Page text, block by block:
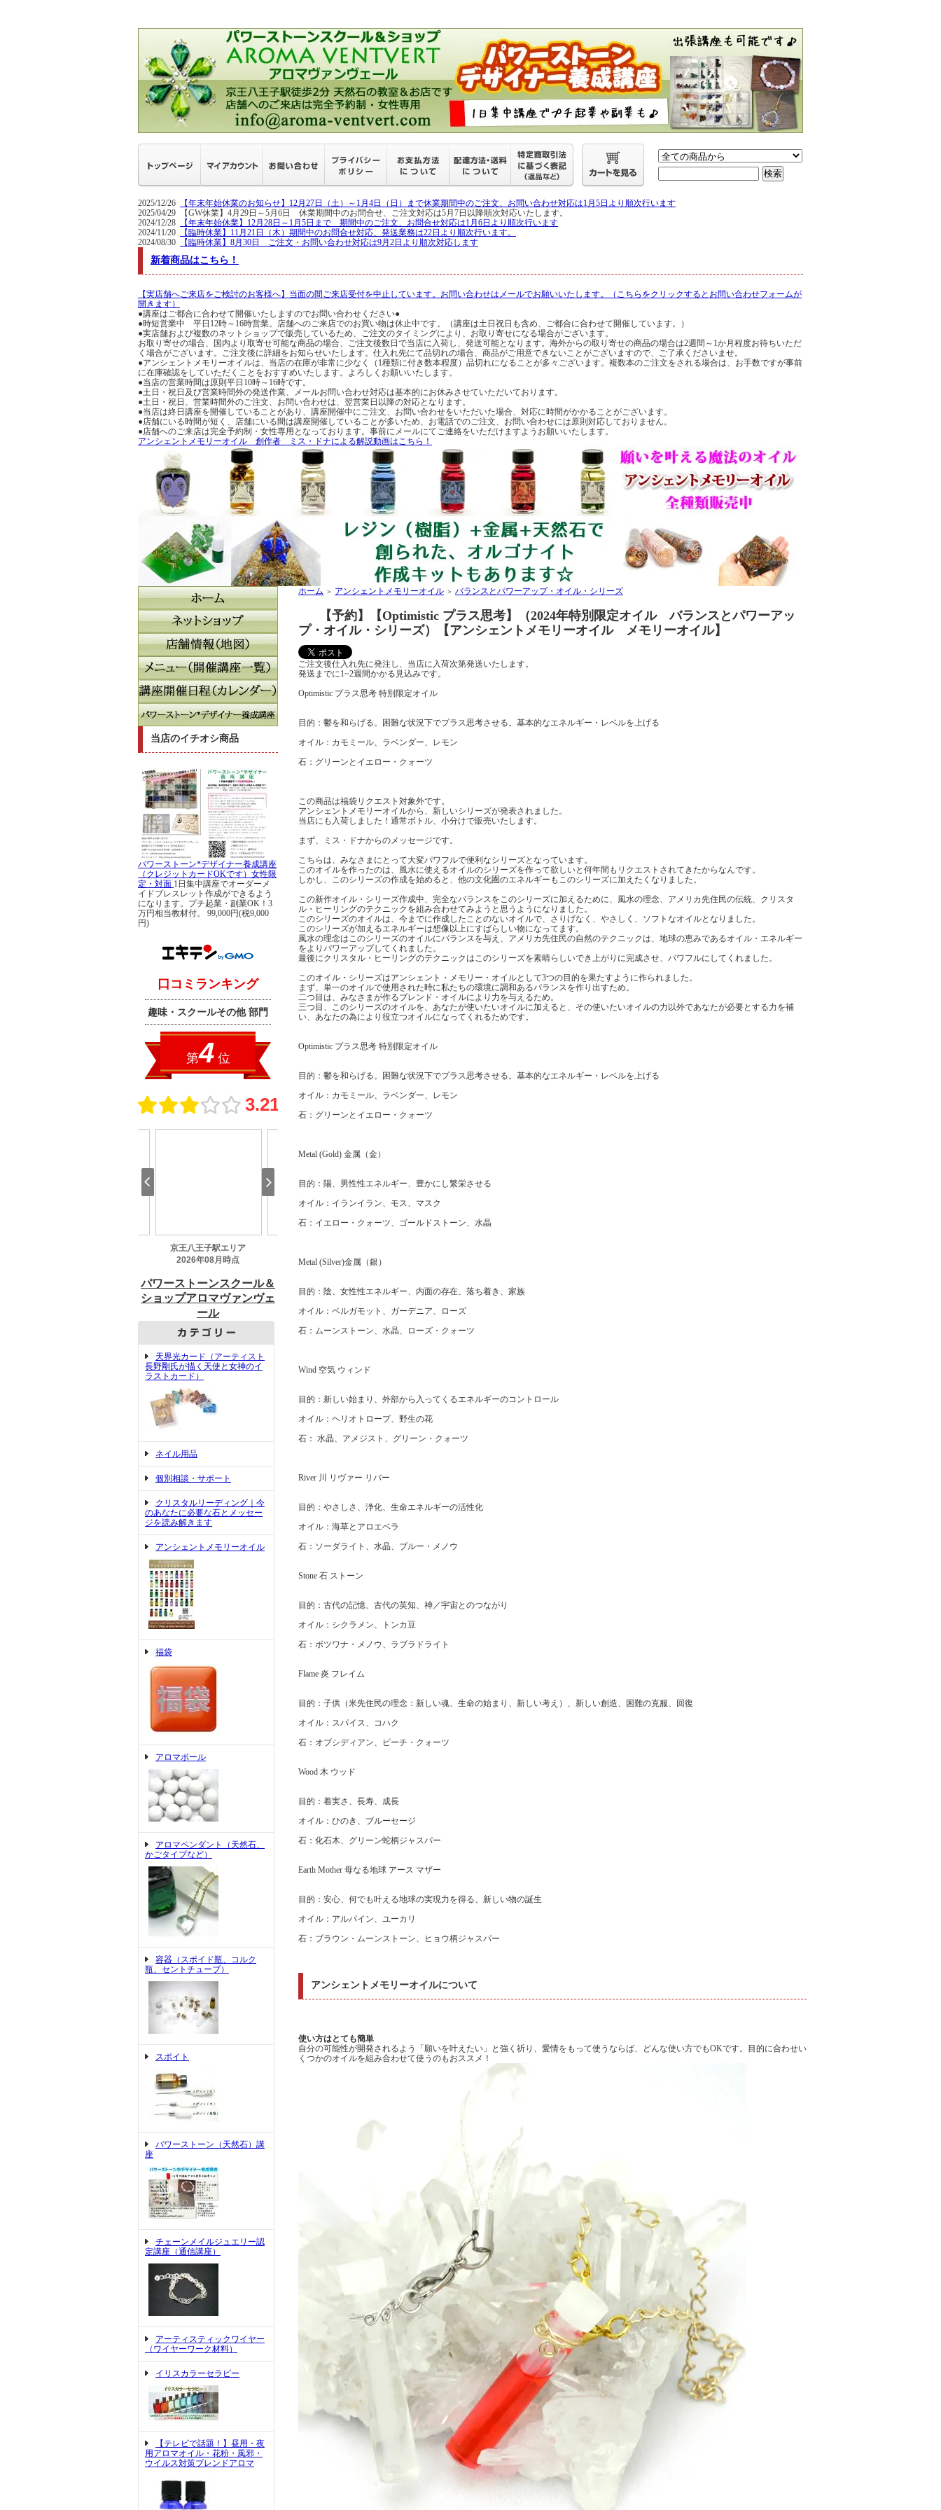
2025/12/26
【年末年始休業のお知らせ】12月27日（土）～1月4日（日）まで休業期間中のご注文、お問い合わせ対応は1月5日より順次行います
2025/04/29 【GW休業】4月29日～5月6日 休業期間中のお問合せ、ご注文対応は5月7日以降順次対応いたします。
2024/12/28
【年末年始休業】12月28日～1月5日まで 期間中のご注文、お問合せ対応は1月6日より順次行います
2024/11/20
【臨時休業】11月21日（木）期間中のお問合せ対応、発送業務は22日より順次行います。
2024/08/30
【臨時休業】8月30日 ご注文・お問い合わせ対応は9月2日より順次対応します
新着商品はこちら！
【実店舗へご来店をご検討のお客様へ】当面の間ご来店受付を中止しています。お問い合わせはメールでお願いいたします。（こちらをクリックするとお問い合わせフォームが
開きます）
●講座はご都合に合わせて開催いたしますのでお問い合わせください●
●時短営業中 平日12時～16時営業。店舗へのご来店でのお買い物は休止中です。（講座は土日祝日も含め、ご都合に合わせて開催しています。）
●実店舗および複数のネットショップで販売しているため、ご注文のタイミングにより、お取り寄せになる場合がございます。
お取り寄せの場合、国内より取寄せ可能な商品の場合、ご注文後数日で当店に入荷し、発送可能となります。海外からの取り寄せの商品の場合は2週間～1か月程度お待ちいただ
く場合がございます。ご注文後に詳細をお知らせいたします。仕入れ先にて品切れの場合、商品がご用意できないことがございますので、ご了承くださいませ。
●アンシェントメモリーオイルは、当店の在庫が非常に少なく（1種類に付き数本程度）品切れになることが多々ございます。複数本のご注文をされる場合は、お手数ですが事前
に在庫確認をしていただくことをおすすめいたします。よろしくお願いいたします。
●当店の営業時間は原則平日10時～16時です。
●土日・祝日及び営業時間外の発送作業、メールお問い合わせ対応は基本的にお休みさせていただいております。
●土日・祝日、営業時間外のご注文、お問い合わせは、翌営業日以降の対応となります。
●当店は終日講座を開催していることがあり、講座開催中にご注文、お問い合わせをいただいた場合、対応に時間がかかることがございます。
●店舗にいる時間が短く、店舗にいる間は講座開催していることが多いため、お電話でのご注文、お問い合わせには原則対応しておりません。
●店舗へのご来店は完全予約制・女性専用となっております。事前にメールにてご連絡をいただけますようお願いいたします。
アンシェントメモリーオイル 創作者 ミス・ドナによる解説動画はこちら！
当店のイチオシ商品
パワーストーン*デザイナー養成講座
（クレジットカードOKです）女性限
定・対面 1日集中講座でオーダーメ
イドブレスレット作成ができるよう
になります。プチ起業・副業OK！3
万円相当教材付。
99,000円(税9,000
円)
天界光カード（アーティスト
長野剛氏が描く天使と女神のイ
ラストカード）
ネイル用品
個別相談・サポート
クリスタルリーディング｜今
のあなたに必要な石とメッセー
ジを読み解きます
アンシェントメモリーオイル
福袋
アロマボール
アロマペンダント（天然石、
かごタイプなど）
容器（スポイド瓶、コルク
瓶、セントチューブ）
スポイト
パワーストーン（天然石）講
座
チェーンメイルジュエリー認
定講座（通信講座）
アーティスティックワイヤー
（ワイヤーワーク材料）
イリスカラーセラピー
【テレビで話題！】昼用・夜
用アロマオイル・花粉・風邪・
ウイルス対策ブレンドアロマ
ホーム ＞ アンシェントメモリーオイル ＞ バランスとパワーアップ・オイル・シリーズ
【予約】【Optimistic プラス思考】（2024年特別限定オイル バランスとパワーアッ
プ・オイル・シリーズ）【アンシェントメモリーオイル メモリーオイル】
ご注文後仕入れ先に発注し、当店に入荷次第発送いたします。
発送までに1~2週間かかる見込みです。
Optimistic プラス思考 特別限定オイル
目的：鬱を和らげる。困難な状況下でプラス思考させる。基本的なエネルギー・レベルを上げる
オイル：カモミール、ラベンダー、レモン
石：グリーンとイエロー・クォーツ
この商品は福袋リクエスト対象外です。
アンシェントメモリーオイルから、新しいシリーズが発表されました。
当店にも入荷しました！通常ボトル、小分けで販売いたします。
まず、ミス・ドナからのメッセージです。
こちらは、みなさまにとって大変パワフルで便利なシリーズとなっています。
このオイルを作ったのは、風水に使えるオイルのシリーズを作って欲しいと何年間もリクエストされてきたからなんです。
しかし、このシリーズの作成を始めると、他の文化圏のエネルギーもこのシリーズに加えたくなりました。
この新作オイル・シリーズ作成中、完全なバランスをこのシリーズに加えるために、風水の理念、アメリカ先住民の伝統、クリスタ
ル・ヒーリングのテクニックを組み合わせてみようと思うようになりました。
このシリーズのオイルは、今までに作成したことのないオイルで、さりげなく、やさしく、ソフトなオイルとなりました。
このシリーズが加えるエネルギーは想像以上にすばらしい物になってます。
風水の理念はこのシリーズのオイルにバランスを与え、アメリカ先住民の自然のテクニックは、地球の恵みであるオイル・エネルギー
をよりパワーアップしてくれました。
最後にクリスタル・ヒーリングのテクニックはこのシリーズを素晴らしいでき上がりに完成させ、パワフルにしてくれました。
このオイル・シリーズはアンシェント・メモリー・オイルとして3つの目的を果たすように作られました。
まず、単一のオイルで使用された時に私たちの環境に調和あるバランスを作り出すため。
二つ目は、みなさまが作るブレンド・オイルにより力を与えるため。
三つ目、このシリーズのオイルを、あなたが使いたいオイルに加えると、その使いたいオイルの力以外であなたが必要とする力を補
い、あなたの為により役立つオイルになってくれるためです。
Optimistic プラス思考 特別限定オイル
目的：鬱を和らげる。困難な状況下でプラス思考させる。基本的なエネルギー・レベルを上げる
オイル：カモミール、ラベンダー、レモン
石：グリーンとイエロー・クォーツ
Metal (Gold) 金属（金）
目的：陽、男性性エネルギー、豊かにし繁栄させる
オイル：イランイラン、モス、マスク
石：イエロー・クォーツ、ゴールドストーン、水晶
Metal (Silver)金属（銀）
目的：陰、女性性エネルギー、内面の存在、落ち着き、家族
オイル：ベルガモット、ガーデニア、ローズ
石：ムーンストーン、水晶、ローズ・クォーツ
Wind 空気 ウィンド
目的：新しい始まり、外部から入ってくるエネルギーのコントロール
オイル：ヘリオトロープ、野生の花
石： 水晶、アメジスト、グリーン・クォーツ
River 川 リヴァー リバー
目的：やさしさ、浄化、生命エネルギーの活性化
オイル：海草とアロエベラ
石：ソーダライト、水晶、ブルー・メノウ
Stone 石 ストーン
目的：古代の記憶、古代の英知、神／宇宙とのつながり
オイル：シクラメン、トンカ豆
石：ボツワナ・メノウ、ラブラドライト
Flame 炎 フレイム
目的：子供（米先住民の理念：新しい魂、生命の始まり、新しい考え）、新しい創造、困難の克服、回復
オイル：スパイス、コハク
石：オブシディアン、ピーチ・クォーツ
Wood 木 ウッド
目的：着実さ、長寿、成長
オイル：ひのき、ブルーセージ
石：化石木、グリーン蛇柄ジャスパー
Earth Mother 母なる地球 アース マザー
目的：安心、何でも叶える地球の実現力を得る、新しい物の誕生
オイル：アルパイン、ユーカリ
石：ブラウン・ムーンストーン、ヒョウ柄ジャスパー
アンシェントメモリーオイルについて
使い方はとても簡単
自分の可能性が開発されるよう「願いを叶えたい」と強く祈り、愛情をもって使うならば、どんな使い方でもOKです。目的に合わせい
くつかのオイルを組み合わせて使うのもおススメ！